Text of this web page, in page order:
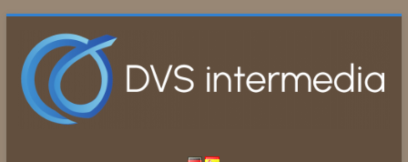
contenido